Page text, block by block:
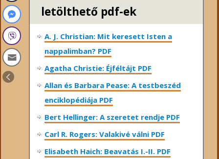
letölthető pdf-ek
A. J. Christian: Mit keresett Isten a
nappalimban? PDF
Agatha Christie: Éjféltájt PDF
Allan és Barbara Pease: A testbeszéd
enciklopédiája PDF
Bert Hellinger: A ​szeretet rendje PDF
Carl R. Rogers: Valakivé válni PDF
Elisabeth Haich: Beavatás I.-II. PDF